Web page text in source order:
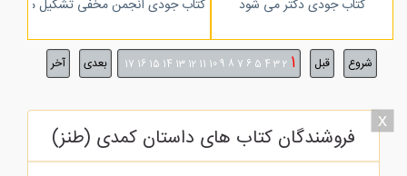
کتاب جودی دکتر می شود کتاب جودی انجمن مخفی تشکیل می
شروع قبل 1
2
3
4
5
6
7
8
9
10
11
12
13
14
15
16
17 بعدی آخر
x
فروشندگان کتاب های داستان کمدی (طنز)